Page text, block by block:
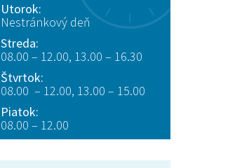
Utorok:
Nestránkový deň
Streda:
08.00 – 12.00, 13.00 – 16.30
Štvrtok:
08.00 – 12.00, 13.00 – 15.00
Piatok:
08.00 – 12.00